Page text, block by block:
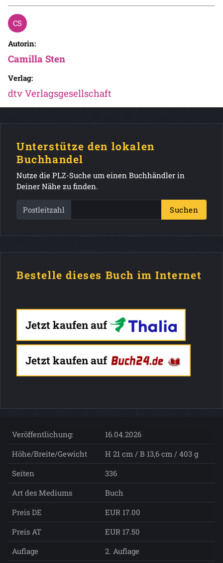
Autorin:
Camilla Sten
Verlag:
dtv Verlagsgesellschaft
Unterstütze den lokalen
Buchhandel
Nutze die PLZ-Suche um einen Buchhändler in
Deiner Nähe zu finden.
Postleitzahl Suchen
Bestelle dieses Buch im Internet
Jetzt kaufen auf
Jetzt kaufen auf
Veröffentlichung:
16.04.2026
Höhe/Breite/Gewicht
H 21 cm / B 13,6 cm / 403 g
Seiten
336
Art des Mediums
Buch
Preis DE
EUR 17.00
Preis AT
EUR 17.50
Auflage
2. Auflage